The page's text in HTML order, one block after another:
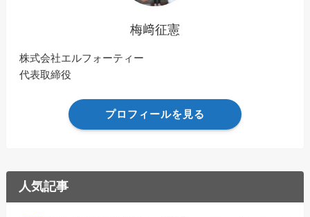
梅﨑征憲
株式会社エルフォーティー
代表取締役
プロフィールを見る
人気記事